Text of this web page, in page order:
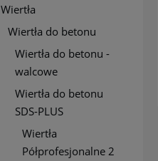
Wiertła
Wiertła do betonu
Wiertła do betonu -
walcowe
Wiertła do betonu
SDS-PLUS
Wiertła
Półprofesjonalne 2